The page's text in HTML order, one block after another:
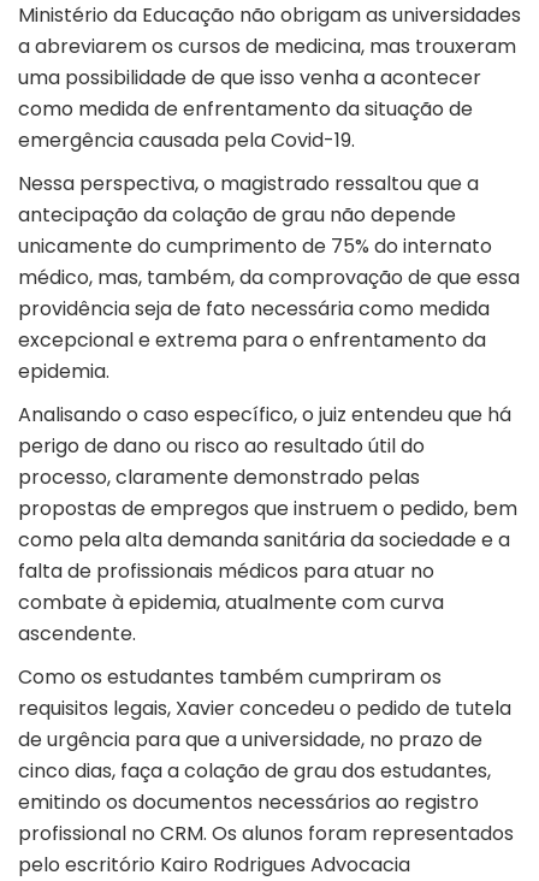
Ministério da Educação não obrigam as universidades
a abreviarem os cursos de medicina, mas trouxeram
uma possibilidade de que isso venha a acontecer
como medida de enfrentamento da situação de
emergência causada pela Covid-19.
Nessa perspectiva, o magistrado ressaltou que a
antecipação da colação de grau não depende
unicamente do cumprimento de 75% do internato
médico, mas, também, da comprovação de que essa
providência seja de fato necessária como medida
excepcional e extrema para o enfrentamento da
epidemia.
Analisando o caso específico, o juiz entendeu que há
perigo de dano ou risco ao resultado útil do
processo, claramente demonstrado pelas
propostas de empregos que instruem o pedido, bem
como pela alta demanda sanitária da sociedade e a
falta de profissionais médicos para atuar no
combate à epidemia, atualmente com curva
ascendente.
Como os estudantes também cumpriram os
requisitos legais, Xavier concedeu o pedido de tutela
de urgência para que a universidade, no prazo de
cinco dias, faça a colação de grau dos estudantes,
emitindo os documentos necessários ao registro
profissional no CRM. Os alunos foram representados
pelo escritório Kairo Rodrigues Advocacia